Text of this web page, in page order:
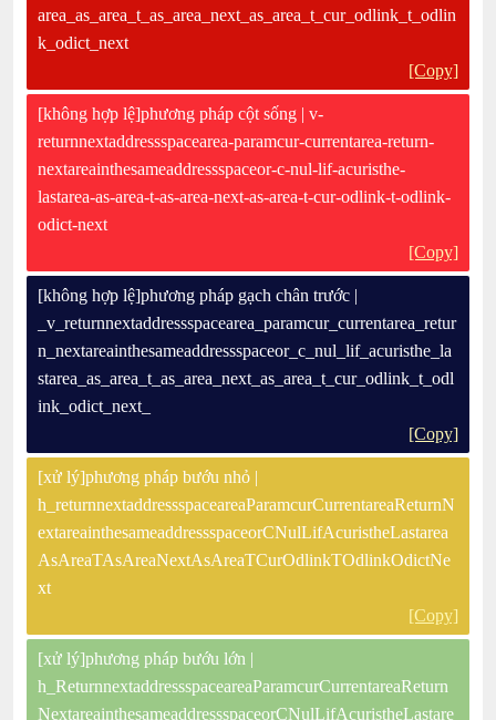
area_as_area_t_as_area_next_as_area_t_cur_odlink_t_odlin
k_odict_next
[Copy]
[không hợp lệ]phương pháp cột sống | v-
returnnextaddressspacearea-paramcur-currentarea-return-
nextareainthesameaddressspaceor-c-nul-lif-acuristhe-
lastarea-as-area-t-as-area-next-as-area-t-cur-odlink-t-odlink-
odict-next
[Copy]
[không hợp lệ]phương pháp gạch chân trước |
_v_returnnextaddressspacearea_paramcur_currentarea_retur
n_nextareainthesameaddressspaceor_c_nul_lif_acuristhe_la
starea_as_area_t_as_area_next_as_area_t_cur_odlink_t_odl
ink_odict_next_
[Copy]
[xử lý]phương pháp bướu nhỏ |
h_returnnextaddressspaceareaParamcurCurrentareaReturnN
extareainthesameaddressspaceorCNulLifAcuristheLastarea
AsAreaTAsAreaNextAsAreaTCurOdlinkTOdlinkOdictNe
xt
[Copy]
[xử lý]phương pháp bướu lớn |
h_ReturnnextaddressspaceareaParamcurCurrentareaReturn
NextareainthesameaddressspaceorCNulLifAcuristheLastare